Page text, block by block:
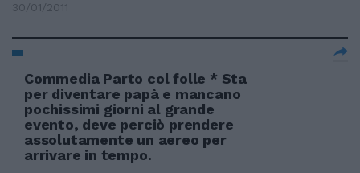
30/01/2011
Commedia Parto col folle * Sta
per diventare papà e mancano
pochissimi giorni al grande
evento, deve perciò prendere
assolutamente un aereo per
arrivare in tempo.